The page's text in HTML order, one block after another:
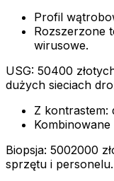
Profil
Rozszerzone
wirusowe.
USG: 50400
dużych sieciach
Z kontrastem:
Kombinowane
Biopsja: 5002000
sprzętu i personelu.